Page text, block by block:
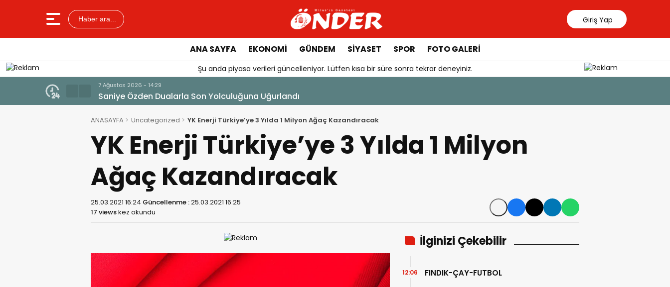
Haber ara... Giriş Yap
ANA SAYFA EKONOMİ GÜNDEM SİYASET SPOR FOTO GALERİ
Şu anda piyasa verileri güncelleniyor. Lütfen kısa bir süre sonra tekrar deneyiniz.
7 Ağustos 2026 - 14:29
Saniye Özden Dualarla Son Yolculuğuna Uğurlandı
ANASAYFA Uncategorized YK Enerji Türkiye’ye 3 Yılda 1 Milyon Ağaç Kazandıracak
YK Enerji Türkiye’ye 3 Yılda 1 Milyon
Ağaç Kazandıracak
25.03.2021 16:24 Güncellenme :25.03.2021 16:25
17 viewskez okundu
İlginizi Çekebilir
FINDIK-ÇAY-FUTBOL
12:06